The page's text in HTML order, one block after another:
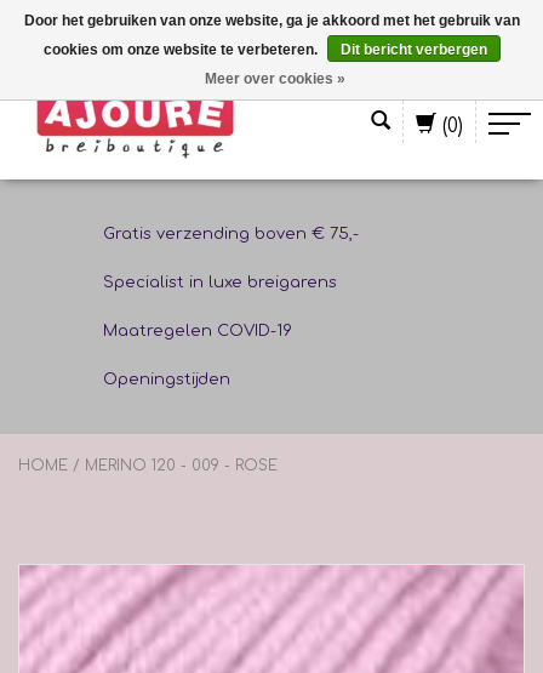
(0)
Gratis verzending boven € 75,-
Specialist in luxe breigarens
Maatregelen COVID-19
Openingstijden
HOME / MERINO 120 - 009 - ROSE
Door het gebruiken van onze website, ga je akkoord met het gebruik van
cookies om onze website te verbeteren.
Dit bericht verbergen
Meer over cookies »